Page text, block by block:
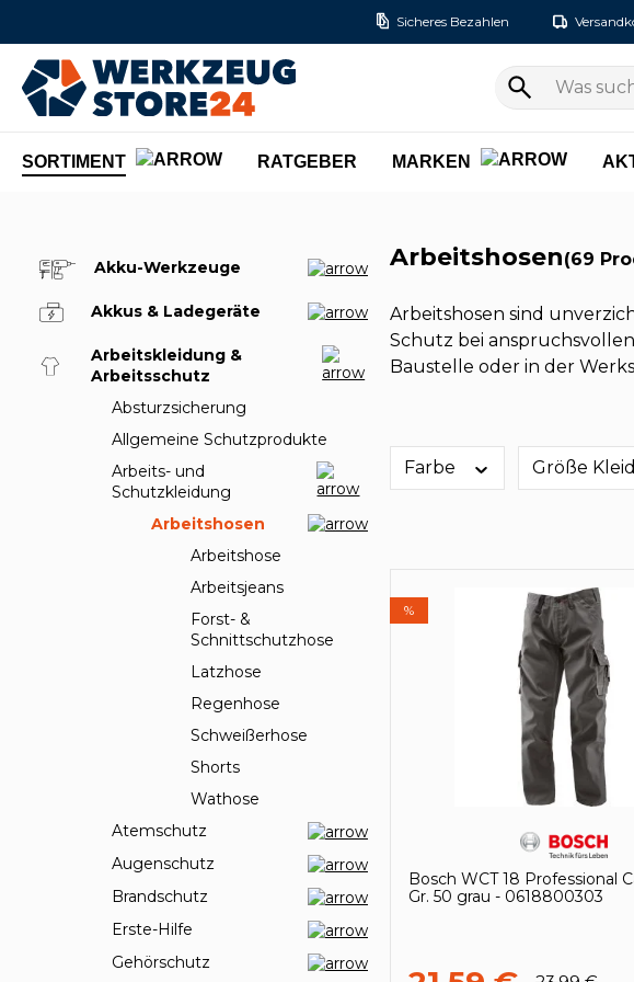
Sicheres Bezahlen
SORTIMENT RATGEBER MARKEN
Akku-Werkzeuge
Akkus & Ladegeräte
Arbeitskleidung &
Arbeitsschutz
Absturzsicherung
Allgemeine Schutzprodukte
Arbeits- und
Schutzkleidung
Arbeitshosen
Arbeitshose
Arbeitsjeans
Forst- &
Schnittschutzhose
Latzhose
Regenhose
Schweißerhose
Shorts
Wathose
Atemschutz
Augenschutz
Brandschutz
Erste-Hilfe
Gehörschutz
Arbeitshosen(69
Arbeitshosen sind
Schutz bei
Baustelle oder in der
Farbe Größe
%
Bosch WCT 18 Professional
Gr. 50 grau - 0618800303